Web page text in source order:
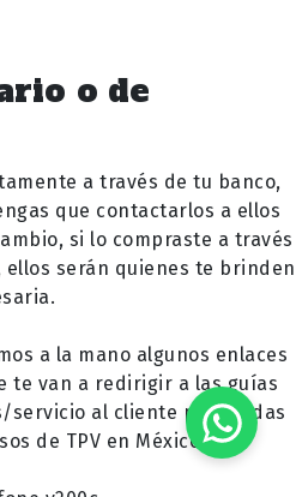
o de
a través de tu banco,
que contactarlos a ellos
si lo compraste a través
serán quienes te brinden
a la mano algunos enlaces
te van a redirigir a las guías
servicio al cliente publicadas
de TPV en México: